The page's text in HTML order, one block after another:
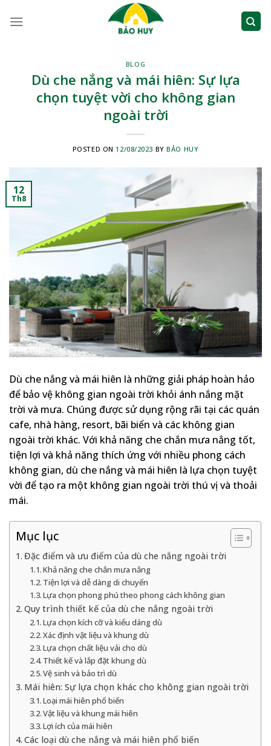
BLOG
Dù che nắng và mái hiên: Sự lựa
chọn tuyệt vời cho không gian
ngoài trời
POSTED ON 12/08/2023 BYBẢO HUY
12
Th8
Dù che nắng và mái hiên là những giải pháp hoàn hảo
để bảo vệ không gian ngoài trời khỏi ánh nắng mặt
trời và mưa. Chúng được sử dụng rộng rãi tại các quán
cafe, nhà hàng, resort, bãi biển và các không gian
ngoài trời khác. Với khả năng che chắn mưa nắng tốt,
tiện lợi và khả năng thích ứng với nhiều phong cách
không gian, dù che nắng và mái hiên là lựa chọn tuyệt
vời để tạo ra một không gian ngoài trời thú vị và thoải
mái.
Mục lục
Đặc điểm và ưu điểm của dù che nắng ngoài trời
Khả năng che chắn mưa nắng
Tiện lợi và dễ dàng di chuyển
Lựa chọn phong phú theo phong cách không gian
Quy trình thiết kế của dù che nắng ngoài trời
Lựa chọn kích cỡ và kiểu dáng dù
Xác định vật liệu và khung dù
Lựa chọn chất liệu vải cho dù
Thiết kế và lắp đặt khung dù
Vệ sinh và bảo trì dù
Mái hiên: Sự lựa chọn khác cho không gian ngoài trời
Loại mái hiên phổ biến
Vật liệu và khung mái hiên
Lợi ích của mái hiên
Các loại dù che nắng và mái hiên phổ biến